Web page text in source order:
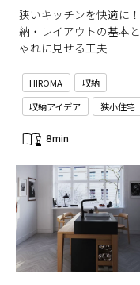
狭いキッチンを快適に
納・レイアウトの基本
ゃれに見せる工夫
HIROMA
収納
収納アイデア
狭小住宅
8min